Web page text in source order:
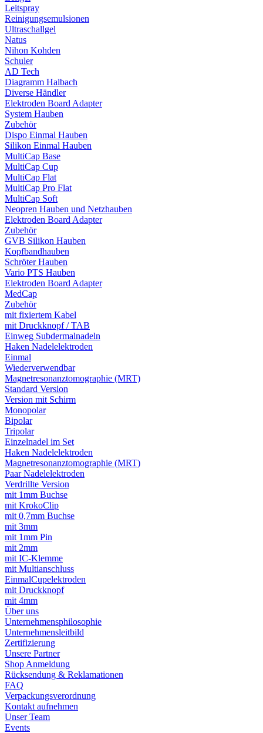
Leitspray
Reinigungsemulsionen
Ultraschallgel
Natus
Nihon Kohden
Schuler
AD Tech
Diagramm Halbach
Diverse Händler
Elektroden Board Adapter
System Hauben
Zubehör
Dispo Einmal Hauben
Silikon Einmal Hauben
MultiCap Base
MultiCap Cup
MultiCap Flat
MultiCap Pro Flat
MultiCap Soft
Neopren Hauben und Netzhauben
Elektroden Board Adapter
Zubehör
GVB Silikon Hauben
Kopfbandhauben
Schröter Hauben
Vario PTS Hauben
Elektroden Board Adapter
MedCap
Zubehör
mit fixiertem Kabel
mit Druckknopf / TAB
Einweg Subdermalnadeln
Haken Nadelelektroden
Einmal
Wiederverwendbar
Magnetresonanztomographie (MRT)
Standard Version
Version mit Schirm
Monopolar
Bipolar
Tripolar
Einzelnadel im Set
Haken Nadelelektroden
Magnetresonanztomographie (MRT)
Paar Nadelelektroden
Verdrillte Version
mit 1mm Buchse
mit KrokoClip
mit 0,7mm Buchse
mit 3mm
mit 1mm Pin
mit 2mm
mit IC-Klemme
mit Multianschluss
EinmalCupelektroden
mit Druckknopf
mit 4mm
Über uns
Unternehmensphilosophie
Unternehmensleitbild
Zertifizierung
Unsere Partner
Shop Anmeldung
Rücksendung & Reklamationen
FAQ
Verpackungsverordnung
Kontakt aufnehmen
Unser Team
Events